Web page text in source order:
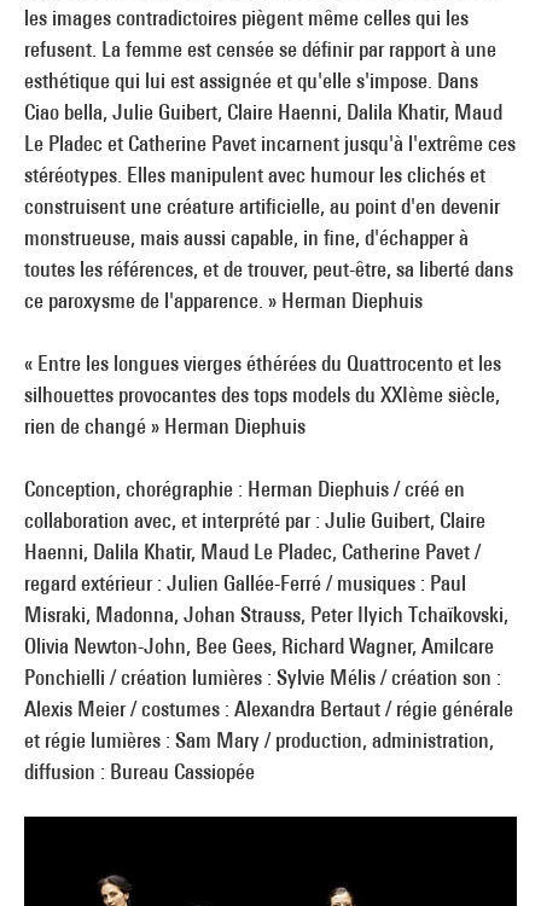
les images contradictoires piègent même celles qui les
refusent. La femme est censée se définir par rapport à une
esthétique qui lui est assignée et qu'elle s'impose. Dans
Ciao bella, Julie Guibert, Claire Haenni, Dalila Khatir, Maud
Le Pladec et Catherine Pavet incarnent jusqu'à l'extrême ces
stéréotypes. Elles manipulent avec humour les clichés et
construisent une créature artificielle, au point d'en devenir
monstrueuse, mais aussi capable, in fine, d'échapper à
toutes les références, et de trouver, peut-être, sa liberté dans
ce paroxysme de l'apparence. » Herman Diephuis
« Entre les longues vierges éthérées du Quattrocento et les
silhouettes provocantes des tops models du XXIème siècle,
rien de changé » Herman Diephuis
Conception, chorégraphie : Herman Diephuis / créé en
collaboration avec, et interprété par : Julie Guibert, Claire
Haenni, Dalila Khatir, Maud Le Pladec, Catherine Pavet /
regard extérieur : Julien Gallée-Ferré / musiques : Paul
Misraki, Madonna, Johan Strauss, Peter Ilyich Tchaïkovski,
Olivia Newton-John, Bee Gees, Richard Wagner, Amilcare
Ponchielli / création lumières : Sylvie Mélis / création son :
Alexis Meier / costumes : Alexandra Bertaut / régie générale
et régie lumières : Sam Mary / production, administration,
diffusion : Bureau Cassiopée